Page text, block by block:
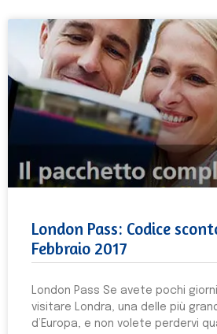
London Pass: Codice
Febbraio 2017
London Pass Se avete pochi
visitare Londra, una delle più
d’Europa, e non volete perdervi